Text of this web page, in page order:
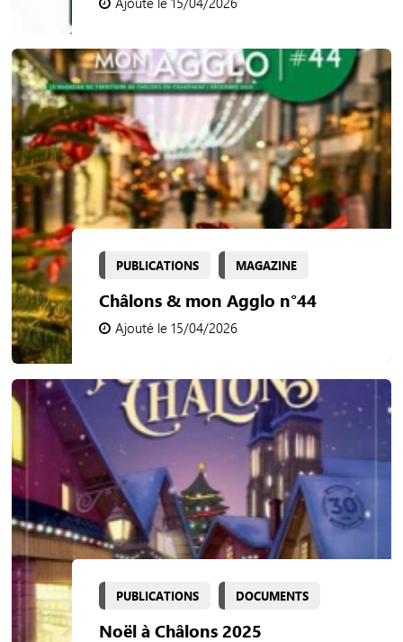
PUBLICATIONS MAGAZINE
Châlons & mon Agglo n°44
Ajouté le 15/04/2026
PUBLICATIONS DOCUMENTS
Noël à Châlons 2025